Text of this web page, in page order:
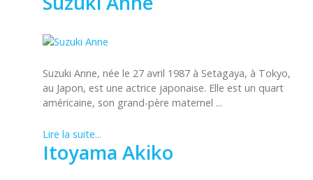
Suzuki Anne, née le 27 avril 1987 à Setagaya, à Tokyo,
au Japon, est une actrice japonaise. Elle est un quart
américaine, son grand-père maternel ...
Lire la suite...
Itoyama Akiko